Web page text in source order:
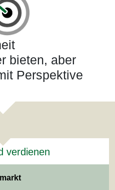
bieten, aber
Perspektive
verdienen